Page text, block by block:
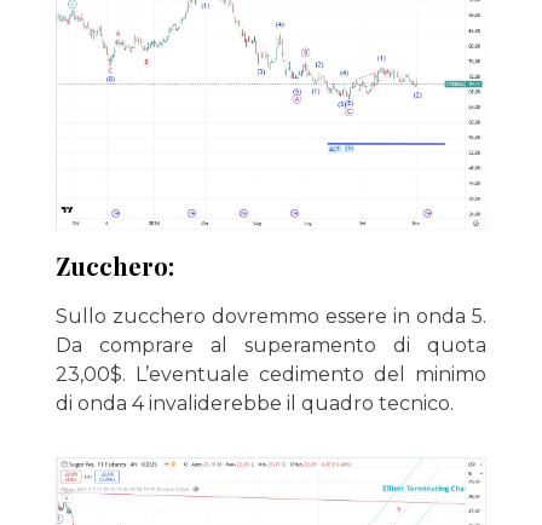
Zucchero:
Sullo zucchero dovremmo essere in onda 5.
Da comprare al superamento di quota
23,00$. L’eventuale cedimento del minimo
di onda 4 invaliderebbe il quadro tecnico.